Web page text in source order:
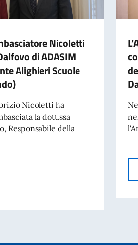
Nicoletti
di ADASIM
Alighieri Scuole
Nicoletti ha
la dott.ssa
Responsabile della
Nicoletti con la dott.ssa Dalfovo